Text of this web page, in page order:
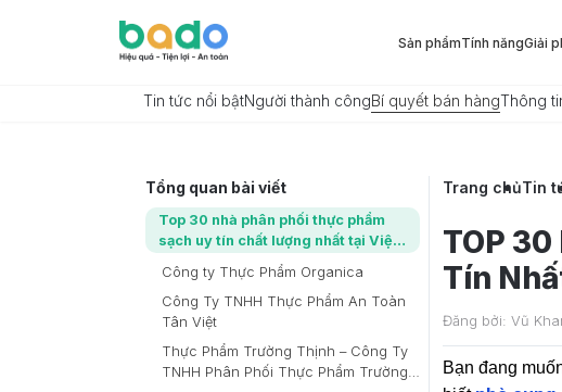
Sản phẩmTính năngGiải
Tin tức nổi bậtNgười thành côngBí quyết bán hàngThông
Tổng quan bài viết
Top 30 nhà phân phối thực phẩm
sạch uy tín chất lượng nhất tại Việt
Công ty Thực Phẩm Organica
Công Ty TNHH Thực Phẩm An Toàn
Tân Việt
Thực Phẩm Trường Thịnh – Công Ty
TNHH Phân Phối Thực Phẩm Trường
Trang chủTin
TOP
Tín
Đăng bởi: Vũ
Bạn đang